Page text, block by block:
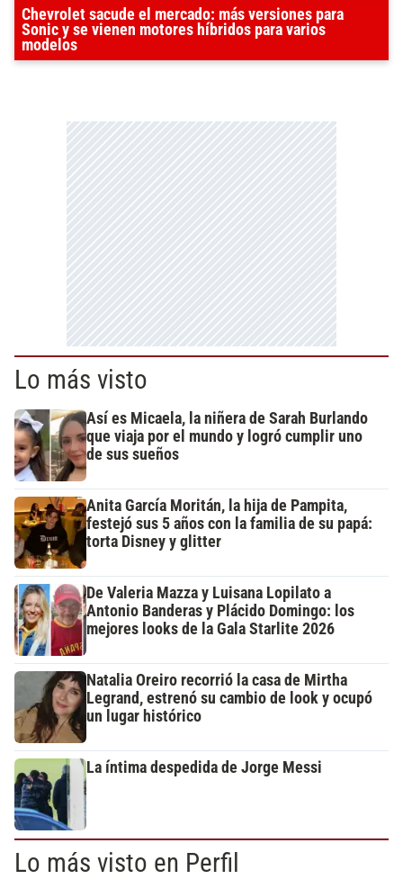
Chevrolet sacude el mercado: más versiones para
Sonic y se vienen motores híbridos para varios
modelos
Lo más visto
Así es Micaela, la niñera de Sarah Burlando
que viaja por el mundo y logró cumplir uno
de sus sueños
Anita García Moritán, la hija de Pampita,
festejó sus 5 años con la familia de su papá:
torta Disney y glitter
De Valeria Mazza y Luisana Lopilato a
Antonio Banderas y Plácido Domingo: los
mejores looks de la Gala Starlite 2026
Natalia Oreiro recorrió la casa de Mirtha
Legrand, estrenó su cambio de look y ocupó
un lugar histórico
La íntima despedida de Jorge Messi
Lo más visto en Perfil